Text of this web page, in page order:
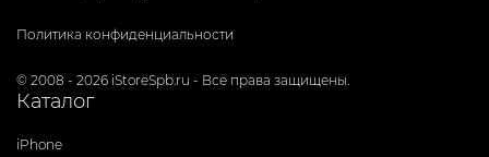
Политика конфиденциальности
© 2008 - 2026 iStoreSpb.ru - Все права защищены.
Каталог
iPhone